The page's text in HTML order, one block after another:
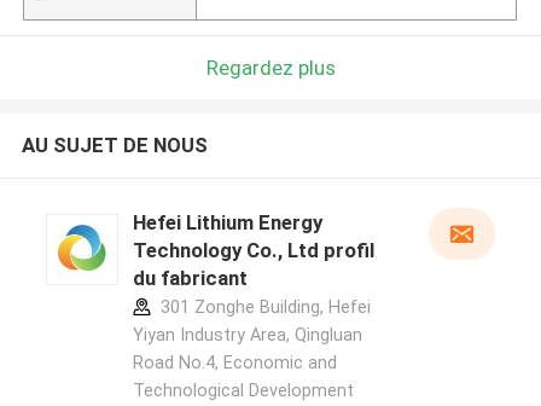
Regardez plus
AU SUJET DE NOUS
Hefei Lithium Energy
Technology Co., Ltd profil
du fabricant
301 Zonghe Building, Hefei
Yiyan Industry Area, Qingluan
Road No.4, Economic and
Technological Development